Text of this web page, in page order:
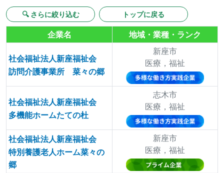
🔍 さらに絞り込む トップに戻る
企業名 地域・業種・ランク
社会福祉法人新座福祉会
訪問介護事業所 菜々の郷
新座市
医療，福祉
社会福祉法人新座福祉会
多機能ホームたての杜
志木市
医療，福祉
社会福祉法人新座福祉会
特別養護老人ホーム菜々の
郷
新座市
医療，福祉